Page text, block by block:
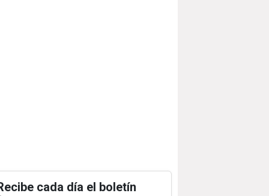
cada día el boletín